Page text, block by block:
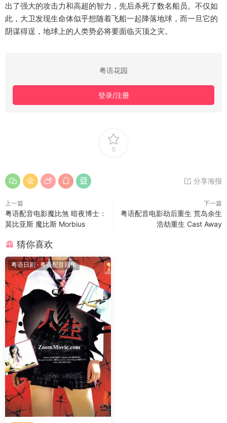
出了强大的攻击力和高超的智力，先后杀死了数名船员。不仅如
此，大卫发现生命体似乎想随着飞船一起降落地球，而一旦它的
阴谋得逞，地球上的人类势必将要面临灭顶之灾。
粤语花园
登录/注册
0
分享海报
上一篇
粤语配音电影魔比煞 暗夜博士：
莫比亚斯 魔比斯 Morbius
下一篇
粤语配音电影劫后重生 荒岛余生
浩劫重生 Cast Away
猜你喜欢
粤语日剧· 粤语配音剧集